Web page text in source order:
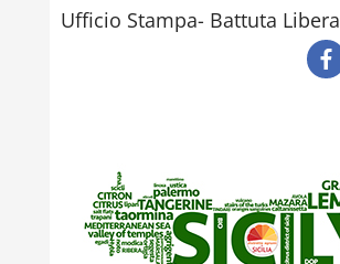
Ufficio Stampa- Battuta Libera